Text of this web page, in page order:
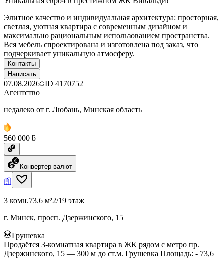
Элитное качество и индивидуальная архитектура: просторная,
светлая, уютная квартира с современным дизайном и
максимально рациональным использованием пространства.
Вся мебель спроектирована и изготовлена под заказ, что
подчеркивает уникальную атмосферу.
Контакты
Написать
07.08.2026 ID 4170752
Агентство
недалеко от г. Любань, Минская область
560 000 ƃ
Конвертер валют
3 комн.73.6 м²2/19 этаж
г. Минск, просп. Дзержинского, 15
Грушевка
Продаётся 3-комнатная квартира в ЖК рядом с метро пр.
Дзержинского, 15 — 300 м до ст.м. Грушевка Площадь: - 73,6